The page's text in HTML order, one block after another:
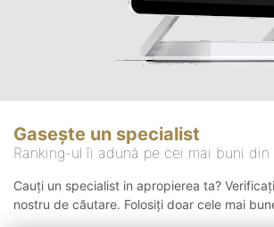
Gasește un specialist
Ranking-ul îi adună pe cei mai buni
Cauți un specialist in apropierea ta?
nostru de căutare. Folosiți doar cele mai